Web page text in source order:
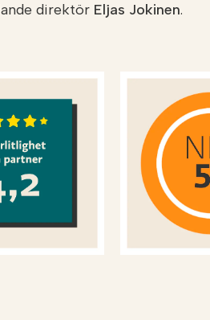
direktör Eljas Jokinen.